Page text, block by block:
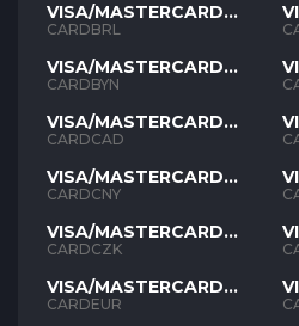
VISA/MASTERCARD
BRL
CARDBRL
VISA/MASTERCARD
BYN
CARDBYN
VISA/MASTERCARD
CAD
CARDCAD
VISA/MASTERCARD
CNY
CARDCNY
VISA/MASTERCARD
CZK
CARDCZK
VISA/MASTERCARD
EUR
CARDEUR